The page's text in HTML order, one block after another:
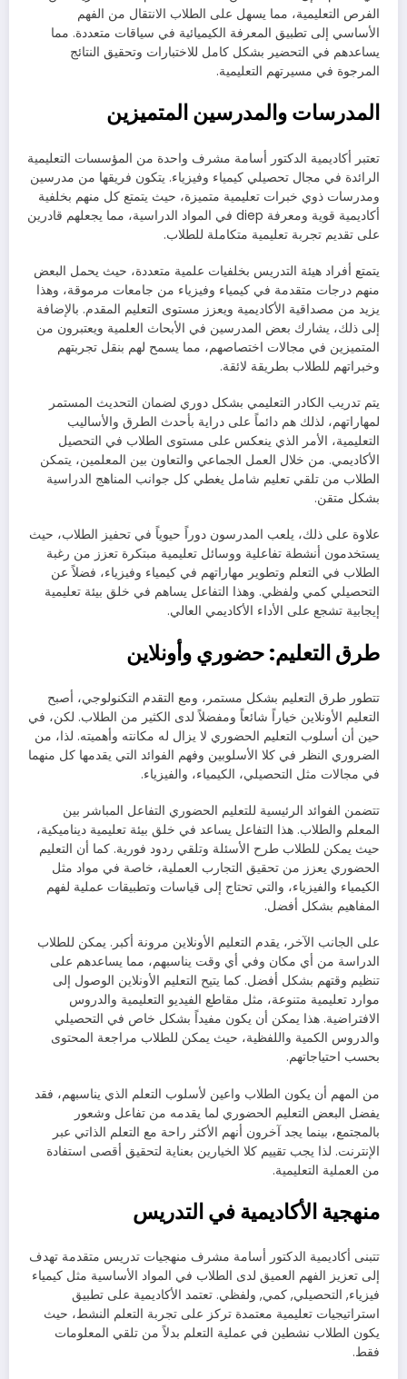
الفرص التعليمية، مما يسهل على الطلاب الانتقال من الفهم
الأساسي إلى تطبيق المعرفة الكيميائية في سياقات متعددة. مما
يساعدهم في التحضير بشكل كامل للاختبارات وتحقيق النتائج
المرجوة في مسيرتهم التعليمية.
المدرسات والمدرسين المتميزين
تعتبر أكاديمية الدكتور أسامة مشرف واحدة من المؤسسات التعليمية
الرائدة في مجال تحصيلي كيمياء وفيزياء. يتكون فريقها من مدرسين
ومدرسات ذوي خبرات تعليمية متميزة، حيث يتمتع كل منهم بخلفية
أكاديمية قوية ومعرفة diep في المواد الدراسية، مما يجعلهم قادرين
على تقديم تجربة تعليمية متكاملة للطلاب.
يتمتع أفراد هيئة التدريس بخلفيات علمية متعددة، حيث يحمل البعض
منهم درجات متقدمة في كيمياء وفيزياء من جامعات مرموقة، وهذا
يزيد من مصداقية الأكاديمية ويعزز مستوى التعليم المقدم. بالإضافة
إلى ذلك، يشارك بعض المدرسين في الأبحاث العلمية ويعتبرون من
المتميزين في مجالات اختصاصهم، مما يسمح لهم بنقل تجربتهم
وخبراتهم للطلاب بطريقة لائقة.
يتم تدريب الكادر التعليمي بشكل دوري لضمان التحديث المستمر
لمهاراتهم، لذلك هم دائماً على دراية بأحدث الطرق والأساليب
التعليمية، الأمر الذي ينعكس على مستوى الطلاب في التحصيل
الأكاديمي. من خلال العمل الجماعي والتعاون بين المعلمين، يتمكن
الطلاب من تلقي تعليم شامل يغطي كل جوانب المناهج الدراسية
بشكل متقن.
علاوة على ذلك، يلعب المدرسون دوراً حيوياً في تحفيز الطلاب، حيث
يستخدمون أنشطة تفاعلية ووسائل تعليمية مبتكرة تعزز من رغبة
الطلاب في التعلم وتطوير مهاراتهم في كيمياء وفيزياء، فضلاً عن
التحصيلي كمي ولفظي. وهذا التفاعل يساهم في خلق بيئة تعليمية
إيجابية تشجع على الأداء الأكاديمي العالي.
طرق التعليم: حضوري وأونلاين
تتطور طرق التعليم بشكل مستمر، ومع التقدم التكنولوجي، أصبح
التعليم الأونلاين خياراً شائعاً ومفضلاً لدى الكثير من الطلاب. لكن، في
حين أن أسلوب التعليم الحضوري لا يزال له مكانته وأهميته. لذا، من
الضروري النظر في كلا الأسلوبين وفهم الفوائد التي يقدمها كل منهما
في مجالات مثل التحصيلي، الكيمياء، والفيزياء.
تتضمن الفوائد الرئيسية للتعليم الحضوري التفاعل المباشر بين
المعلم والطلاب. هذا التفاعل يساعد في خلق بيئة تعليمية ديناميكية،
حيث يمكن للطلاب طرح الأسئلة وتلقي ردود فورية. كما أن التعليم
الحضوري يعزز من تحقيق التجارب العملية، خاصة في مواد مثل
الكيمياء والفيزياء، والتي تحتاج إلى قياسات وتطبيقات عملية لفهم
المفاهيم بشكل أفضل.
على الجانب الآخر، يقدم التعليم الأونلاين مرونة أكبر. يمكن للطلاب
الدراسة من أي مكان وفي أي وقت يناسبهم، مما يساعدهم على
تنظيم وقتهم بشكل أفضل. كما يتيح التعليم الأونلاين الوصول إلى
موارد تعليمية متنوعة، مثل مقاطع الفيديو التعليمية والدروس
الافتراضية. هذا يمكن أن يكون مفيداً بشكل خاص في التحصيلي
والدروس الكمية واللفظية، حيث يمكن للطلاب مراجعة المحتوى
بحسب احتياجاتهم.
من المهم أن يكون الطلاب واعين لأسلوب التعلم الذي يناسبهم، فقد
يفضل البعض التعليم الحضوري لما يقدمه من تفاعل وشعور
بالمجتمع، بينما يجد آخرون أنهم الأكثر راحة مع التعلم الذاتي عبر
الإنترنت. لذا يجب تقييم كلا الخيارين بعناية لتحقيق أقصى استفادة
من العملية التعليمية.
منهجية الأكاديمية في التدريس
تتبنى أكاديمية الدكتور أسامة مشرف منهجيات تدريس متقدمة تهدف
إلى تعزيز الفهم العميق لدى الطلاب في المواد الأساسية مثل كيمياء
فيزياء, التحصيلي, كمي, ولفظي. تعتمد الأكاديمية على تطبيق
استراتيجيات تعليمية معتمدة تركز على تجربة التعلم النشط، حيث
يكون الطلاب نشطين في عملية التعلم بدلاً من تلقي المعلومات
فقط.